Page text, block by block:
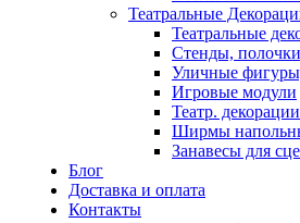
Театральные
Театральные
Стенды,
Уличные
Игровые модули
Театр.
Ширмы
Занавесы для
Блог
Доставка и оплата
Контакты